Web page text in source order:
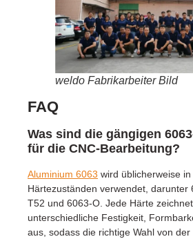
weldo Fabrikarbeiter Bild
FAQ
Was sind die gängigen
für die CNC-Bearbeitung?
Aluminium 6063 wird üblicherweise
Härtezuständen verwendet, darunter
T52 und 6063-O. Jede Härte
unterschiedliche Festigkeit,
aus, sodass die richtige Wahl von